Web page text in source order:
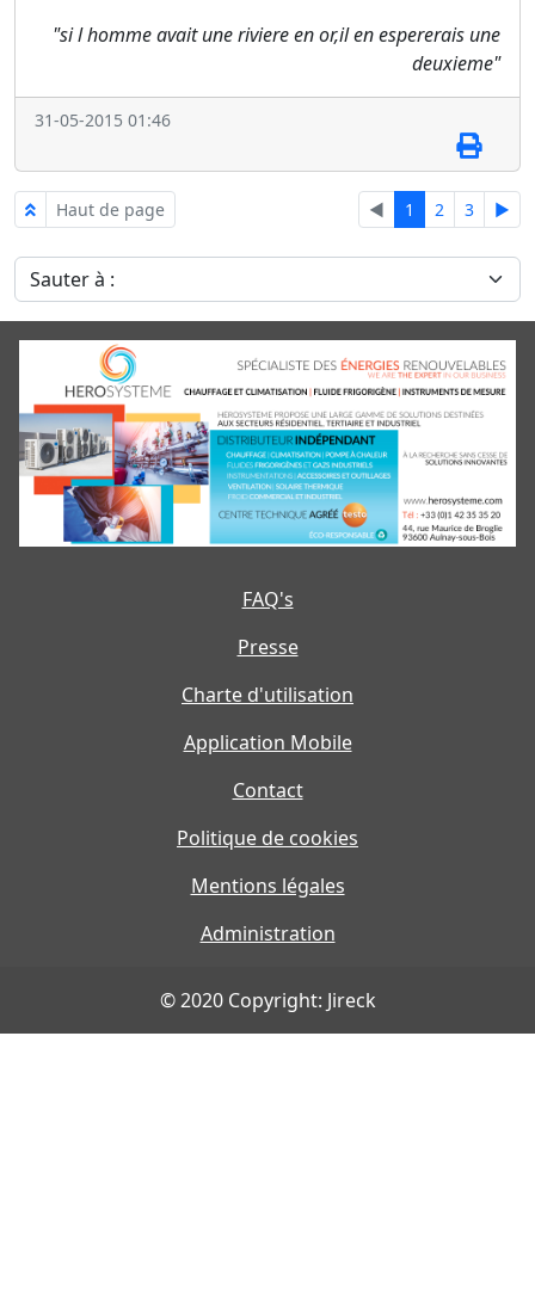
"si l homme avait une riviere en or,il en espererais une
deuxieme"
31-05-2015 01:46
Haut de page ◄ 1 2 3 ►
Sauter à :
FAQ's
Presse
Charte d'utilisation
Application Mobile
Contact
Politique de cookies
Mentions légales
Administration
© 2020 Copyright: Jireck